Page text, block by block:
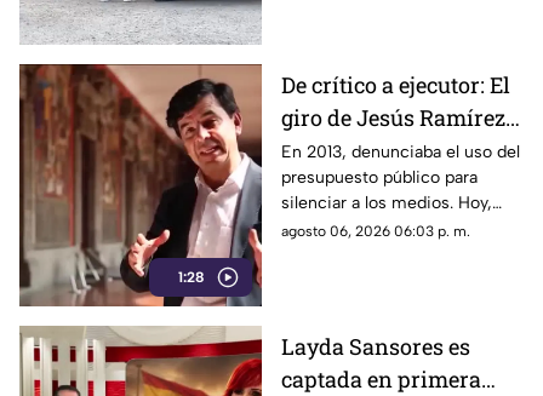
1:28
De crítico a ejecutor: El
giro de Jesús Ramírez
Cuevas sobre la
censura y la publicidad
oficial
En 2013, denunciaba el uso del
presupuesto público para
silenciar a los medios. Hoy,
Jesús Ramírez Cuevas es
agosto 06, 2026 06:03 p. m.
Layda Sansores es
captada en primera